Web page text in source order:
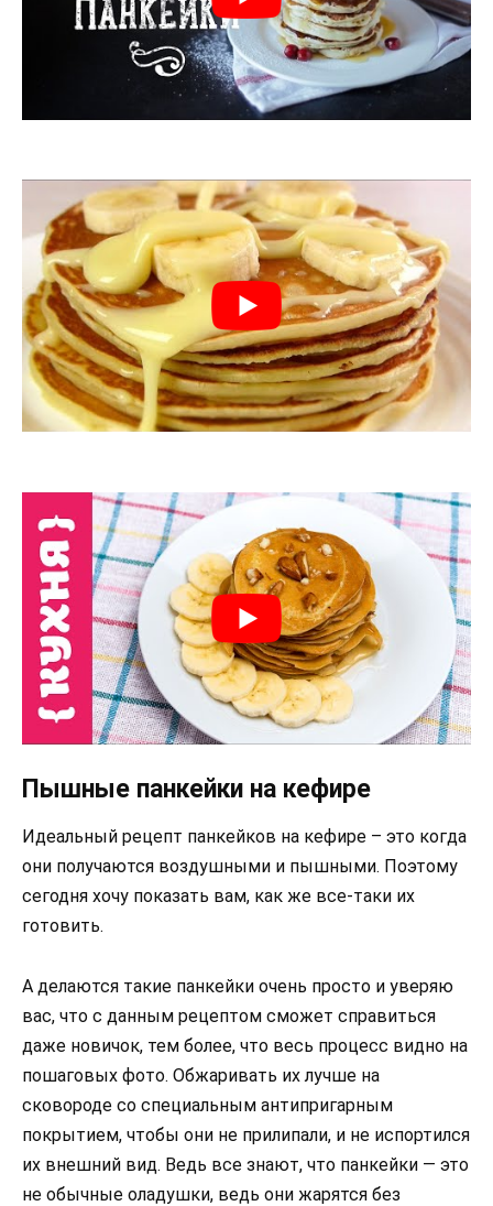
Пышные панкейки на кефире
Идеальный рецепт панкейков на кефире – это когда
они получаются воздушными и пышными. Поэтому
сегодня хочу показать вам, как же все-таки их
готовить.
А делаются такие панкейки очень просто и уверяю
вас, что с данным рецептом сможет справиться
даже новичок, тем более, что весь процесс видно на
пошаговых фото. Обжаривать их лучше на
сковороде со специальным антипригарным
покрытием, чтобы они не прилипали, и не испортился
их внешний вид. Ведь все знают, что панкейки — это
не обычные оладушки, ведь они жарятся без